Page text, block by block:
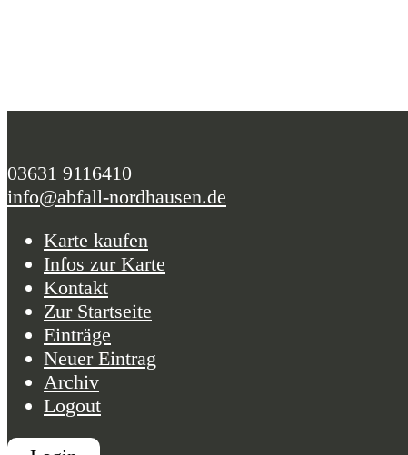
03631 9116410
info@abfall-nordhausen.de
Karte kaufen
Infos zur Karte
Kontakt
Zur Startseite
Einträge
Neuer Eintrag
Archiv
Logout